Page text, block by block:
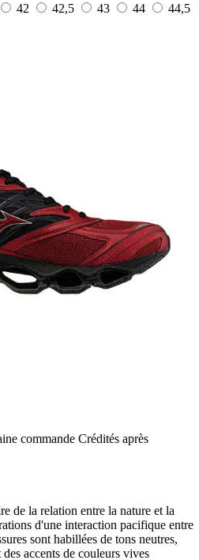
42 42,5 43 44
44,5
commande Crédités après
de la relation entre la nature et la
d'une interaction pacifique entre
sont habillées de tons neutres,
accents de couleurs vives